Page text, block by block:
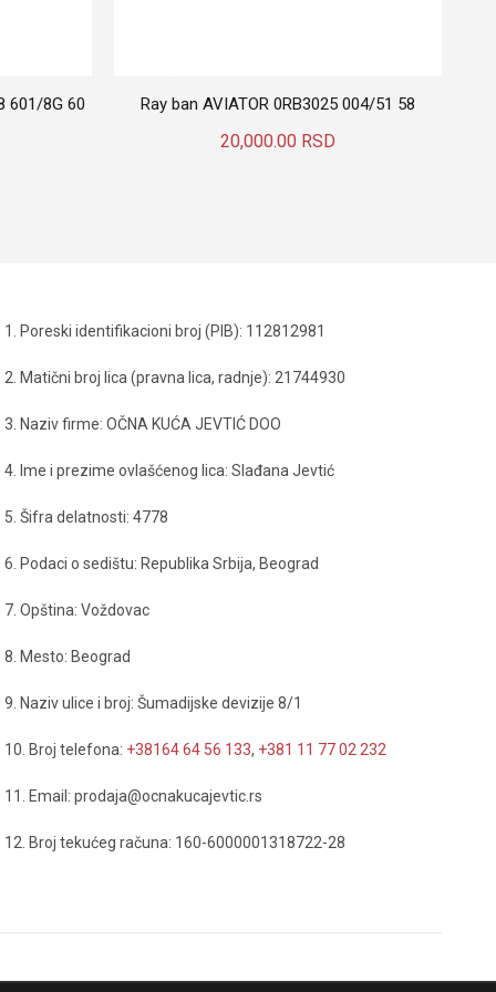
601/8G 60 Ray ban AVIATOR 0RB3025 004/51 58
20,000.00 RSD
1. Poreski identifikacioni broj (PIB): 112812981
2. Matični broj lica (pravna lica, radnje): 21744930
3. Naziv firme: OČNA KUĆA JEVTIĆ DOO
4. Ime i prezime ovlašćenog lica: Slađana Jevtić
5. Šifra delatnosti: 4778
6. Podaci o sedištu: Republika Srbija, Beograd
7. Opština: Voždovac
8. Mesto: Beograd
9. Naziv ulice i broj: Šumadijske devizije 8/1
10. Broj telefona: +38164 64 56 133, +381 11 77 02 232
11. Email: prodaja@ocnakucajevtic.rs
12. Broj tekućeg računa: 160-6000001318722-28